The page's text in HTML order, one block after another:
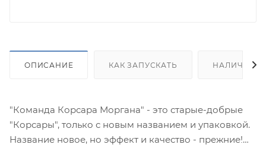
ОПИСАНИЕ КАК ЗАПУСКАТЬ НАЛИЧИЕ
"Команда Корсара Моргана" - это старые-добрые
"Корсары", только с новым названием и упаковкой.
Название новое, но эффект и качество - прежние!